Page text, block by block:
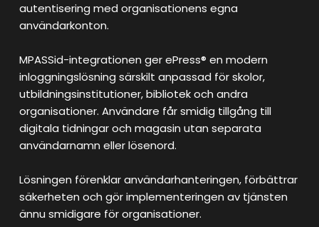
autentisering med organisationens egna
användarkonton.
MPASSid-integrationen ger ePress® en modern
inloggningslösning särskilt anpassad för skolor,
utbildningsinstitutioner, bibliotek och andra
organisationer. Användare får smidig tillgång till
digitala tidningar och magasin utan separata
användarnamn eller lösenord.
Lösningen förenklar användarhanteringen, förbättrar
säkerheten och gör implementeringen av tjänsten
ännu smidigare för organisationer.